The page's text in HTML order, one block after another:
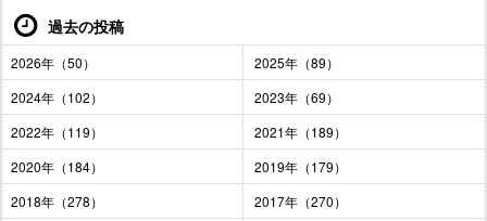
過去の投稿
2026年（50）
2025年（89）
2024年（102）
2023年（69）
2022年（119）
2021年（189）
2020年（184）
2019年（179）
2018年（278）
2017年（270）